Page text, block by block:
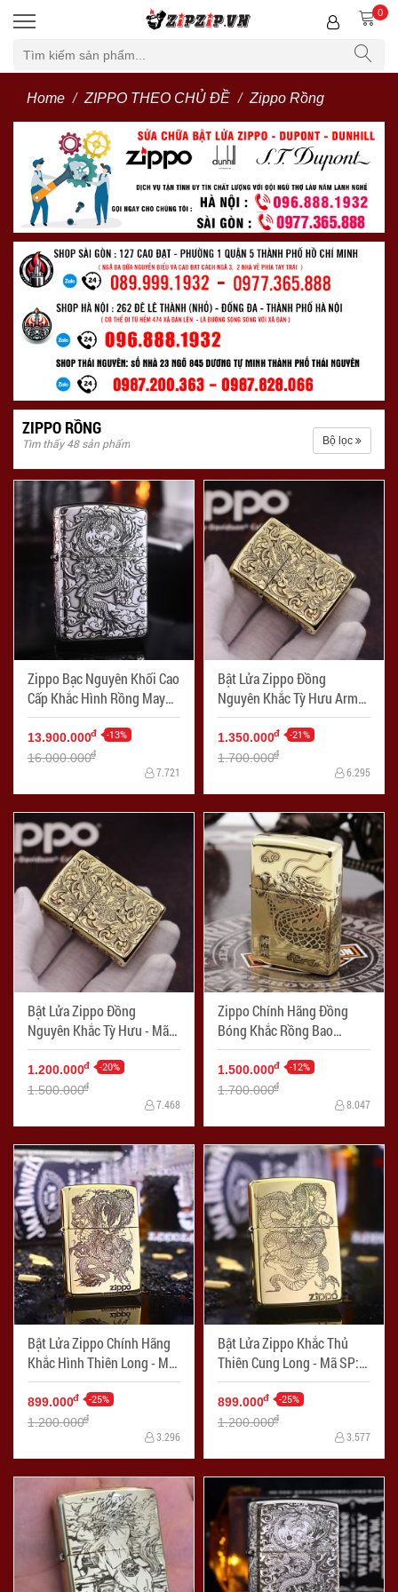
0
Home ZIPPO THEO CHỦ ĐỀ Zippo Rồng
ZIPPO RỒNG
Tìm thấy 48 sản phẩm Bộ lọc
Zippo Bạc Nguyên Khối Cao
Cấp Khắc Hình Rồng May
Mắn Ôm Ngọc Phiên Bản
Giới Hạn - Mã SP: ZPC2787
13.900.000đ -13%
16.000.000đ
7.721
Bật Lửa Zippo Đồng
Nguyên Khắc Tỳ Hưu Armor
- Mã SP: ZPC2369-169
1.350.000đ -21%
1.700.000đ
6.295
Bật Lửa Zippo Đồng
Nguyên Khắc Tỳ Hưu - Mã
SP: ZPC2369-254
1.200.000đ -20%
1.500.000đ
7.468
Zippo Chính Hãng Đồng
Bóng Khắc Rồng Bao
Quanh bản armor - Mã SP:
ZPC1157-169
1.500.000đ -12%
1.700.000đ
8.047
Bật Lửa Zippo Chính Hãng
Khắc Hình Thiên Long - Mã
SP: ZPC2275
899.000đ -25%
1.200.000đ
3.296
Bật Lửa Zippo Khắc Thủ
Thiên Cung Long - Mã SP:
ZPC2274
899.000đ -25%
1.200.000đ
3.577